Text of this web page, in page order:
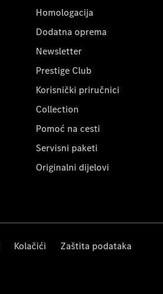
Homologacija
Dodatna oprema
Newsletter
Prestige Club
Korisnički priručnici
Collection
Pomoć na cesti
Servisni paketi
Originalni dijelovi
Kolačići Zaštita podataka